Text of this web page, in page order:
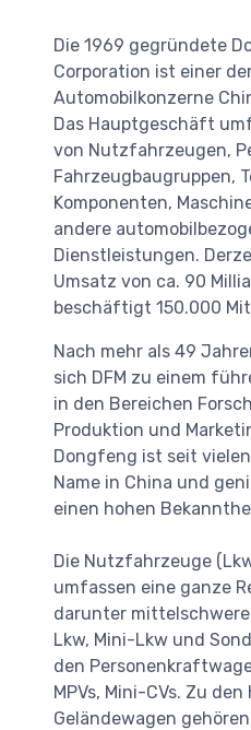
Die 1969 gegründete
Corporation ist einer
Automobilkonzerne
Das Hauptgeschäft
von Nutzfahrzeugen,
Fahrzeugbaugruppen,
Komponenten,
andere
Dienstleistungen.
Umsatz von ca. 90
beschäftigt 150.000
Nach mehr als 49
sich DFM zu einem
in den Bereichen
Produktion und
Dongfeng ist seit
Name in China und
einen hohen
Die Nutzfahrzeuge
umfassen eine ganze
darunter
Lkw, Mini-Lkw und
den
MPVs, Mini-CVs. Zu
Geländewagen gehören